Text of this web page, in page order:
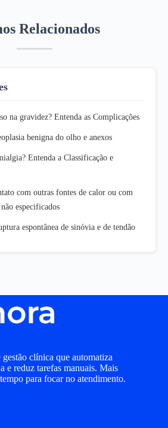
Relacionados
na gravidez? Entenda as Complicações
benigna do olho e anexos
Entenda a Classificação e
com outras fontes de calor ou com
especificados
espontânea de sinóvia e de tendão
clínica que automatiza
e reduz tarefas manuais. Mais
para focar no atendimento.